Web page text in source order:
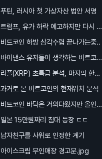
푸틴, 러시아 첫 가상자산 법안 서명
트럼프, 유가 하락 예고하지만 다시 오
를 수 ...
비트코인 하방 삼각수렴 끝나가는중..
바이낸스 유저들이 생각하는 비트코인
바닥
리플(XRP) 초특급 분석, 마지막 한번
받아...
과거로 본 비트코인의 현재위치 분석
비트코인 바닥은 거의다왔지만 올인은
금지
일본 15만원짜리 침대 등장 ㄷㄷ
남자친구를 사위로 인정한 계기
아이스크림 무인매장 경고문.jpg